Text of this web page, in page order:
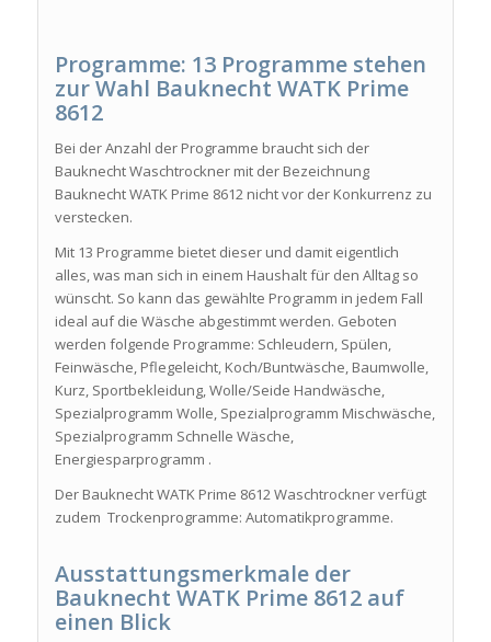
Programme: 13 Programme stehen
zur Wahl Bauknecht WATK Prime
8612
Bei der Anzahl der Programme braucht sich der
Bauknecht Waschtrockner mit der Bezeichnung
Bauknecht WATK Prime 8612 nicht vor der Konkurrenz zu
verstecken.
Mit 13 Programme bietet dieser und damit eigentlich
alles, was man sich in einem Haushalt für den Alltag so
wünscht. So kann das gewählte Programm in jedem Fall
ideal auf die Wäsche abgestimmt werden. Geboten
werden folgende Programme: Schleudern, Spülen,
Feinwäsche, Pflegeleicht, Koch/Buntwäsche, Baumwolle,
Kurz, Sportbekleidung, Wolle/Seide Handwäsche,
Spezialprogramm Wolle, Spezialprogramm Mischwäsche,
Spezialprogramm Schnelle Wäsche,
Energiesparprogramm .
Der Bauknecht WATK Prime 8612 Waschtrockner verfügt
zudem Trockenprogramme: Automatikprogramme.
Ausstattungsmerkmale der
Bauknecht WATK Prime 8612 auf
einen Blick